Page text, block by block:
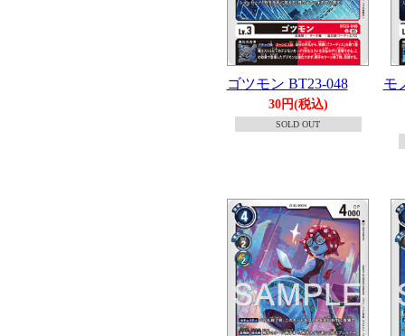
ゴツモン BT23-048
30円(税込)
SOLD OUT
モ